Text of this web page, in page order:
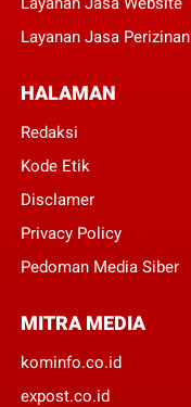
Layanan Jasa
HALAMAN
Redaksi
Kode Etik
Disclamer
Privacy Policy
Pedoman Media Siber
MITRA MEDIA
kominfo.co.id
expost.co.id